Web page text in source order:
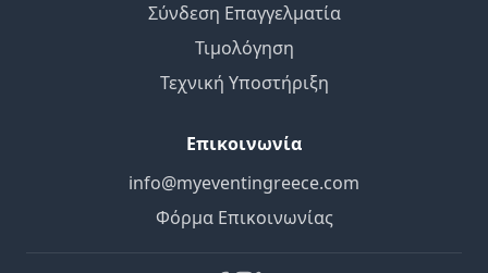
Σύνδεση Επαγγελματία
Τιμολόγηση
Τεχνική Υποστήριξη
Επικοινωνία
info@myeventingreece.com
Φόρμα Επικοινωνίας